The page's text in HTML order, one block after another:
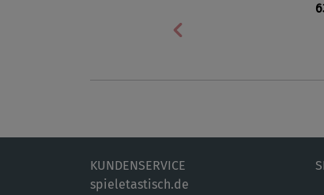
Vorherige
KUNDENSERVICE
spieletastisch.de